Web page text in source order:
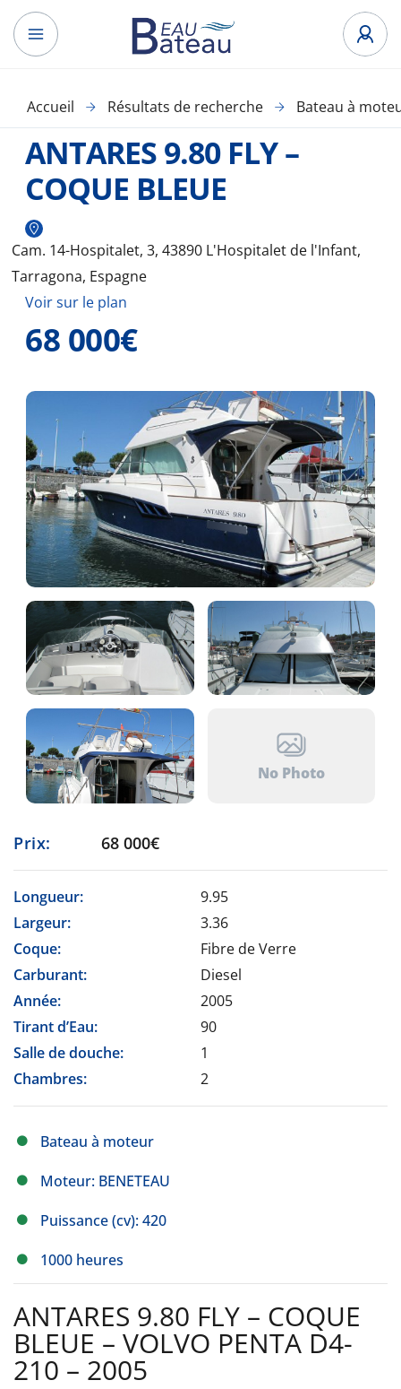
Accueil Résultats de recherche Bateau à
ANTARES 9.80 FLY –
COQUE BLEUE
Cam. 14-Hospitalet, 3, 43890 L'Hospitalet de l'Infant,
Tarragona, Espagne
Voir sur le plan
68 000€
No Photo
Prix: 68 000€
Longueur:
9.95
Largeur:
3.36
Coque:
Fibre de Verre
Carburant:
Diesel
Année:
2005
Tirant d’Eau:
90
Salle de douche:
1
Chambres:
2
Bateau à moteur
Moteur: BENETEAU
Puissance (cv): 420
1000 heures
ANTARES 9.80 FLY – COQUE
BLEUE – VOLVO PENTA D4-
210 – 2005